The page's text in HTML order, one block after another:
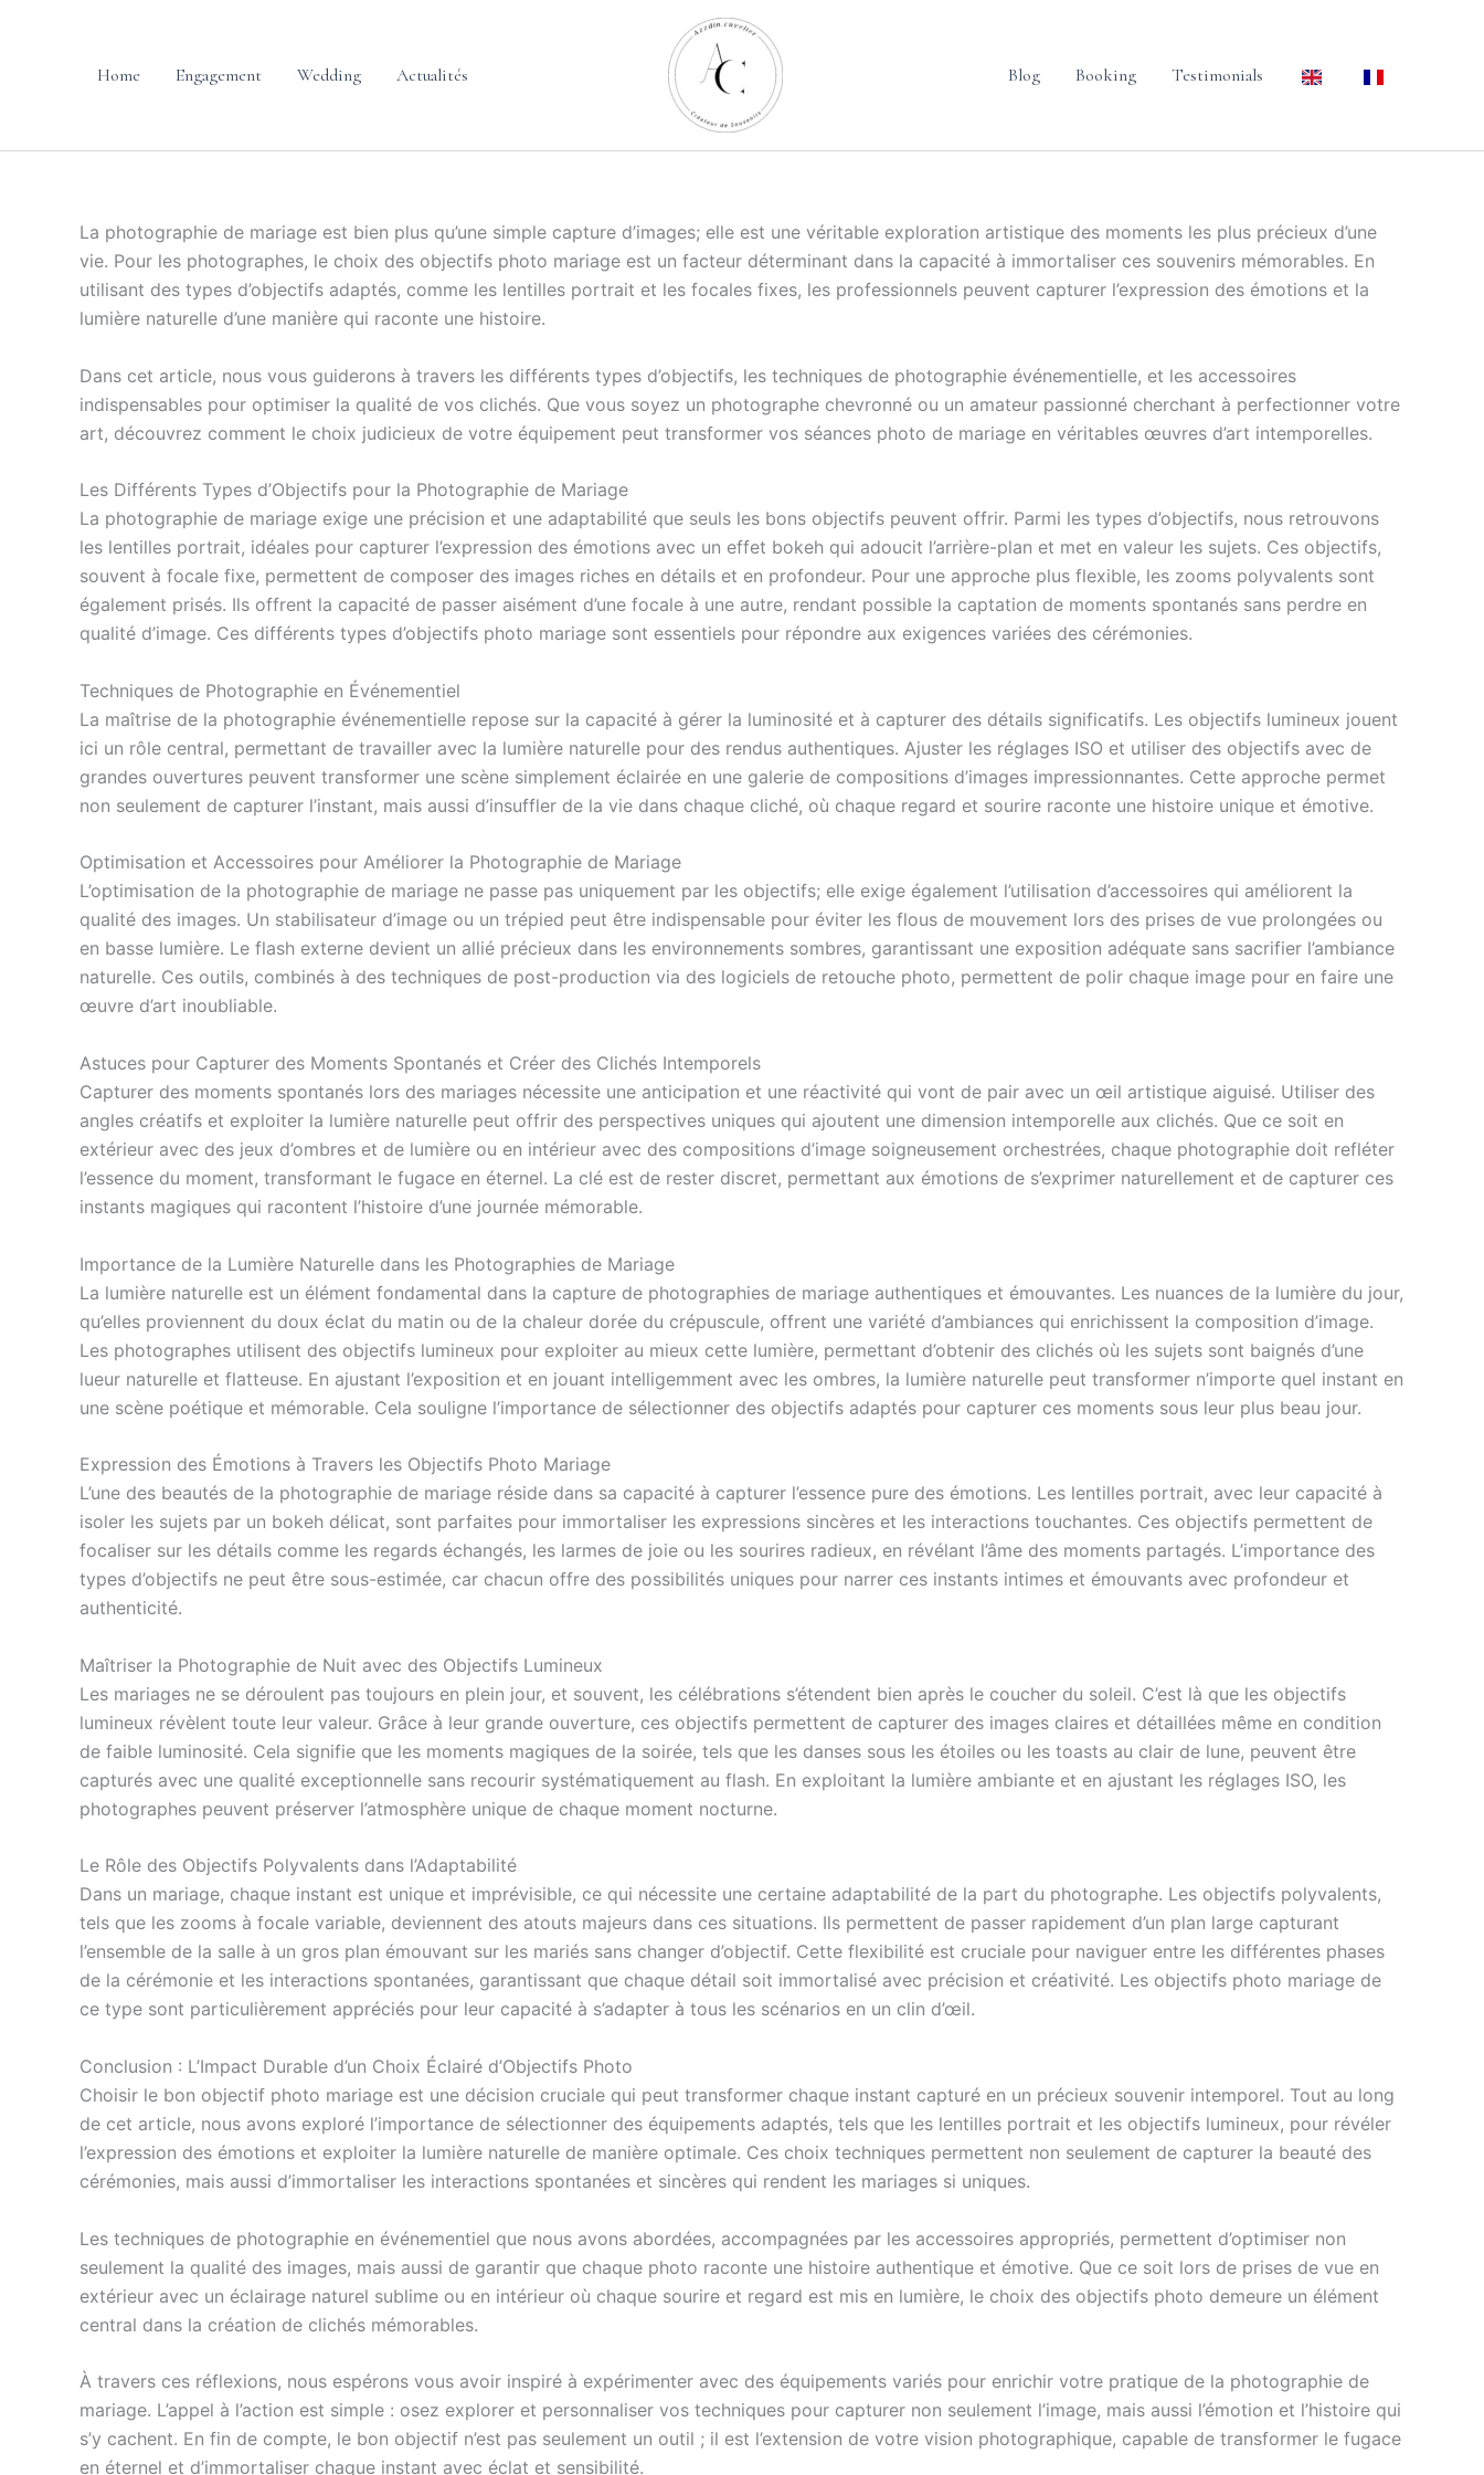
Home Engagement Wedding Actualités Blog Booking Testimonials
La photographie de mariage est bien plus qu’une simple capture d’images; elle est une véritable exploration artistique des moments les plus précieux d’une
vie. Pour les photographes, le choix des objectifs photo mariage est un facteur déterminant dans la capacité à immortaliser ces souvenirs mémorables. En
utilisant des types d’objectifs adaptés, comme les lentilles portrait et les focales fixes, les professionnels peuvent capturer l’expression des émotions et la
lumière naturelle d’une manière qui raconte une histoire.
Dans cet article, nous vous guiderons à travers les différents types d’objectifs, les techniques de photographie événementielle, et les accessoires
indispensables pour optimiser la qualité de vos clichés. Que vous soyez un photographe chevronné ou un amateur passionné cherchant à perfectionner votre
art, découvrez comment le choix judicieux de votre équipement peut transformer vos séances photo de mariage en véritables œuvres d’art intemporelles.
Les Différents Types d’Objectifs pour la Photographie de Mariage
La photographie de mariage exige une précision et une adaptabilité que seuls les bons objectifs peuvent offrir. Parmi les types d’objectifs, nous retrouvons
les lentilles portrait, idéales pour capturer l’expression des émotions avec un effet bokeh qui adoucit l’arrière-plan et met en valeur les sujets. Ces objectifs,
souvent à focale fixe, permettent de composer des images riches en détails et en profondeur. Pour une approche plus flexible, les zooms polyvalents sont
également prisés. Ils offrent la capacité de passer aisément d’une focale à une autre, rendant possible la captation de moments spontanés sans perdre en
qualité d’image. Ces différents types d’objectifs photo mariage sont essentiels pour répondre aux exigences variées des cérémonies.
Techniques de Photographie en Événementiel
La maîtrise de la photographie événementielle repose sur la capacité à gérer la luminosité et à capturer des détails significatifs. Les objectifs lumineux jouent
ici un rôle central, permettant de travailler avec la lumière naturelle pour des rendus authentiques. Ajuster les réglages ISO et utiliser des objectifs avec de
grandes ouvertures peuvent transformer une scène simplement éclairée en une galerie de compositions d’images impressionnantes. Cette approche permet
non seulement de capturer l’instant, mais aussi d’insuffler de la vie dans chaque cliché, où chaque regard et sourire raconte une histoire unique et émotive.
Optimisation et Accessoires pour Améliorer la Photographie de Mariage
L’optimisation de la photographie de mariage ne passe pas uniquement par les objectifs; elle exige également l’utilisation d’accessoires qui améliorent la
qualité des images. Un stabilisateur d’image ou un trépied peut être indispensable pour éviter les flous de mouvement lors des prises de vue prolongées ou
en basse lumière. Le flash externe devient un allié précieux dans les environnements sombres, garantissant une exposition adéquate sans sacrifier l’ambiance
naturelle. Ces outils, combinés à des techniques de post-production via des logiciels de retouche photo, permettent de polir chaque image pour en faire une
œuvre d’art inoubliable.
Astuces pour Capturer des Moments Spontanés et Créer des Clichés Intemporels
Capturer des moments spontanés lors des mariages nécessite une anticipation et une réactivité qui vont de pair avec un œil artistique aiguisé. Utiliser des
angles créatifs et exploiter la lumière naturelle peut offrir des perspectives uniques qui ajoutent une dimension intemporelle aux clichés. Que ce soit en
extérieur avec des jeux d’ombres et de lumière ou en intérieur avec des compositions d’image soigneusement orchestrées, chaque photographie doit refléter
l’essence du moment, transformant le fugace en éternel. La clé est de rester discret, permettant aux émotions de s’exprimer naturellement et de capturer ces
instants magiques qui racontent l’histoire d’une journée mémorable.
Importance de la Lumière Naturelle dans les Photographies de Mariage
La lumière naturelle est un élément fondamental dans la capture de photographies de mariage authentiques et émouvantes. Les nuances de la lumière du jour,
qu’elles proviennent du doux éclat du matin ou de la chaleur dorée du crépuscule, offrent une variété d’ambiances qui enrichissent la composition d’image.
Les photographes utilisent des objectifs lumineux pour exploiter au mieux cette lumière, permettant d’obtenir des clichés où les sujets sont baignés d’une
lueur naturelle et flatteuse. En ajustant l’exposition et en jouant intelligemment avec les ombres, la lumière naturelle peut transformer n’importe quel instant en
une scène poétique et mémorable. Cela souligne l’importance de sélectionner des objectifs adaptés pour capturer ces moments sous leur plus beau jour.
Expression des Émotions à Travers les Objectifs Photo Mariage
L’une des beautés de la photographie de mariage réside dans sa capacité à capturer l’essence pure des émotions. Les lentilles portrait, avec leur capacité à
isoler les sujets par un bokeh délicat, sont parfaites pour immortaliser les expressions sincères et les interactions touchantes. Ces objectifs permettent de
focaliser sur les détails comme les regards échangés, les larmes de joie ou les sourires radieux, en révélant l’âme des moments partagés. L’importance des
types d’objectifs ne peut être sous-estimée, car chacun offre des possibilités uniques pour narrer ces instants intimes et émouvants avec profondeur et
authenticité.
Maîtriser la Photographie de Nuit avec des Objectifs Lumineux
Les mariages ne se déroulent pas toujours en plein jour, et souvent, les célébrations s’étendent bien après le coucher du soleil. C’est là que les objectifs
lumineux révèlent toute leur valeur. Grâce à leur grande ouverture, ces objectifs permettent de capturer des images claires et détaillées même en condition
de faible luminosité. Cela signifie que les moments magiques de la soirée, tels que les danses sous les étoiles ou les toasts au clair de lune, peuvent être
capturés avec une qualité exceptionnelle sans recourir systématiquement au flash. En exploitant la lumière ambiante et en ajustant les réglages ISO, les
photographes peuvent préserver l’atmosphère unique de chaque moment nocturne.
Le Rôle des Objectifs Polyvalents dans l’Adaptabilité
Dans un mariage, chaque instant est unique et imprévisible, ce qui nécessite une certaine adaptabilité de la part du photographe. Les objectifs polyvalents,
tels que les zooms à focale variable, deviennent des atouts majeurs dans ces situations. Ils permettent de passer rapidement d’un plan large capturant
l’ensemble de la salle à un gros plan émouvant sur les mariés sans changer d’objectif. Cette flexibilité est cruciale pour naviguer entre les différentes phases
de la cérémonie et les interactions spontanées, garantissant que chaque détail soit immortalisé avec précision et créativité. Les objectifs photo mariage de
ce type sont particulièrement appréciés pour leur capacité à s’adapter à tous les scénarios en un clin d’œil.
Conclusion : L’Impact Durable d’un Choix Éclairé d’Objectifs Photo
Choisir le bon objectif photo mariage est une décision cruciale qui peut transformer chaque instant capturé en un précieux souvenir intemporel. Tout au long
de cet article, nous avons exploré l’importance de sélectionner des équipements adaptés, tels que les lentilles portrait et les objectifs lumineux, pour révéler
l’expression des émotions et exploiter la lumière naturelle de manière optimale. Ces choix techniques permettent non seulement de capturer la beauté des
cérémonies, mais aussi d’immortaliser les interactions spontanées et sincères qui rendent les mariages si uniques.
Les techniques de photographie en événementiel que nous avons abordées, accompagnées par les accessoires appropriés, permettent d’optimiser non
seulement la qualité des images, mais aussi de garantir que chaque photo raconte une histoire authentique et émotive. Que ce soit lors de prises de vue en
extérieur avec un éclairage naturel sublime ou en intérieur où chaque sourire et regard est mis en lumière, le choix des objectifs photo demeure un élément
central dans la création de clichés mémorables.
À travers ces réflexions, nous espérons vous avoir inspiré à expérimenter avec des équipements variés pour enrichir votre pratique de la photographie de
mariage. L’appel à l’action est simple : osez explorer et personnaliser vos techniques pour capturer non seulement l’image, mais aussi l’émotion et l’histoire qui
s’y cachent. En fin de compte, le bon objectif n’est pas seulement un outil ; il est l’extension de votre vision photographique, capable de transformer le fugace
en éternel et d’immortaliser chaque instant avec éclat et sensibilité.